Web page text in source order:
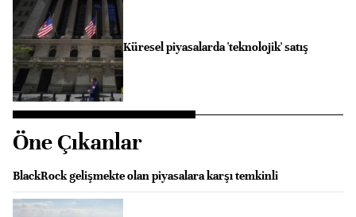
Küresel piyasalarda 'teknolojik' satış
Öne Çıkanlar
BlackRock gelişmekte olan piyasalara karşı temkinli